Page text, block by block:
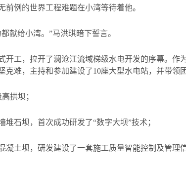
例的世界工程难题在小湾等待着他。
献给小湾。”马洪琪暗下誓言。
开工，拉开了澜沧江流域梯级水电开发的序幕。作
克难，主持和参加建设了10座大型水电站，并带
拱坝；
堆石坝，首次成功研发了“数字大坝”技术；
凝土坝，研发建设了一套施工质量智能控制及管理